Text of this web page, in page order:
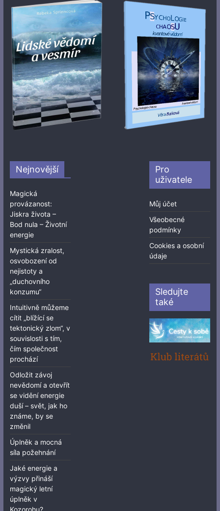
Nejnovější
Magická
provázanost:
Jiskra života –
Bod nula – Životní
energie
Mystická zralost,
osvobození od
nejistoty a
„duchovního
konzumu“
Intuitivně můžeme
cítit „blížící se
tektonický zlom“, v
souvislosti s tím,
čím společnost
prochází
Odložit závoj
nevědomí a otevřít
se vidění energie
duší – svět, jak ho
známe, by se
změnil
Úplněk a mocná
síla požehnání
Jaké energie a
výzvy přináší
magický letní
úplněk v
Kozorohu?
Pro
uživatele
Můj účet
Všeobecné
podmínky
Cookies a osobní
údaje
Sledujte
také